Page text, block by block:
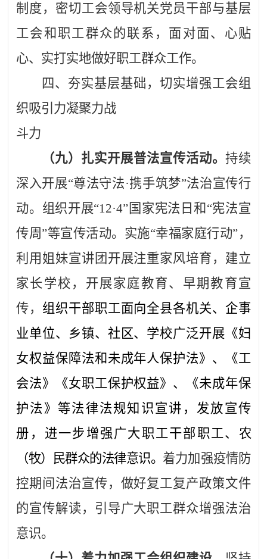
制度，密切工会领导机关党员干部与基层
工会和职工群众的联系，面对面、心贴
心、实打实地做好职工群众工作。
四、夯实基层基础，切实增强工会组
织吸引力凝聚力战
斗力
（九）扎实开展普法宣传活动。 持续
深入开展“尊法守法·携手筑梦”法治宣传行
动。组织开展“12·4”国家宪法日和“宪法宣
传周”等宣传活动。 实施“幸福家庭行动”，
利用姐妹宣讲团开展注重家风培育，建立
家长学校，开展家庭教育、早期教育宣
传， 组织干部职工面向全县各机关、企事
业单位、乡镇、社区、学校广泛开展《妇
女权益保障法和未成年人保护法》、《工
会法》《女职工保护权益》、《未成年保
护法》等法律法规知识宣讲，发放宣传
册， 进一步增强广大职工干部职工、农
（牧）民群众的法律意识。着力加强疫情防
控期间法治宣传，做好复工复产政策文件
的宣传解读，引导广大职工群众增强法治
意识。